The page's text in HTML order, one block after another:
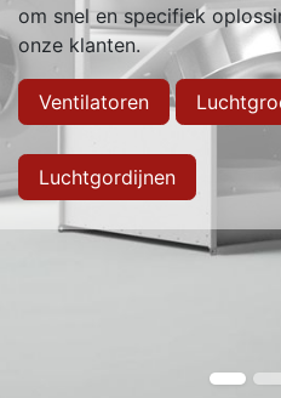
om snel en specifiek
onze klanten.
Ventilatoren
Luchtgordijnen